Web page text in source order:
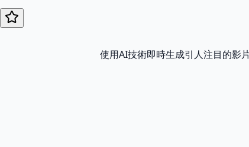
使用AI技術即時生成引人注目的影